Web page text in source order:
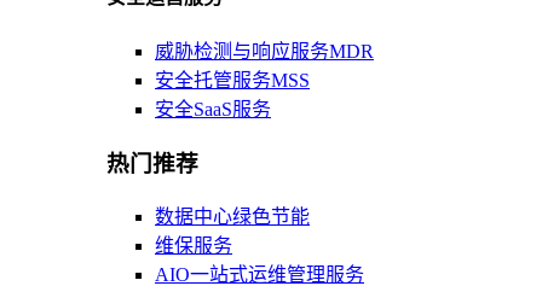
威胁检测与响应服务MDR
安全托管服务MSS
安全SaaS服务
热门推荐
数据中心绿色节能
维保服务
AIO一站式运维管理服务